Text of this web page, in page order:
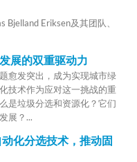
Eriksen及其团队、
展的双重驱动力
愈发突出，成为实现城市绿
技术作为应对这一挑战的重
是垃圾分选和资源化？它们
展？...
化分选技术，推动固